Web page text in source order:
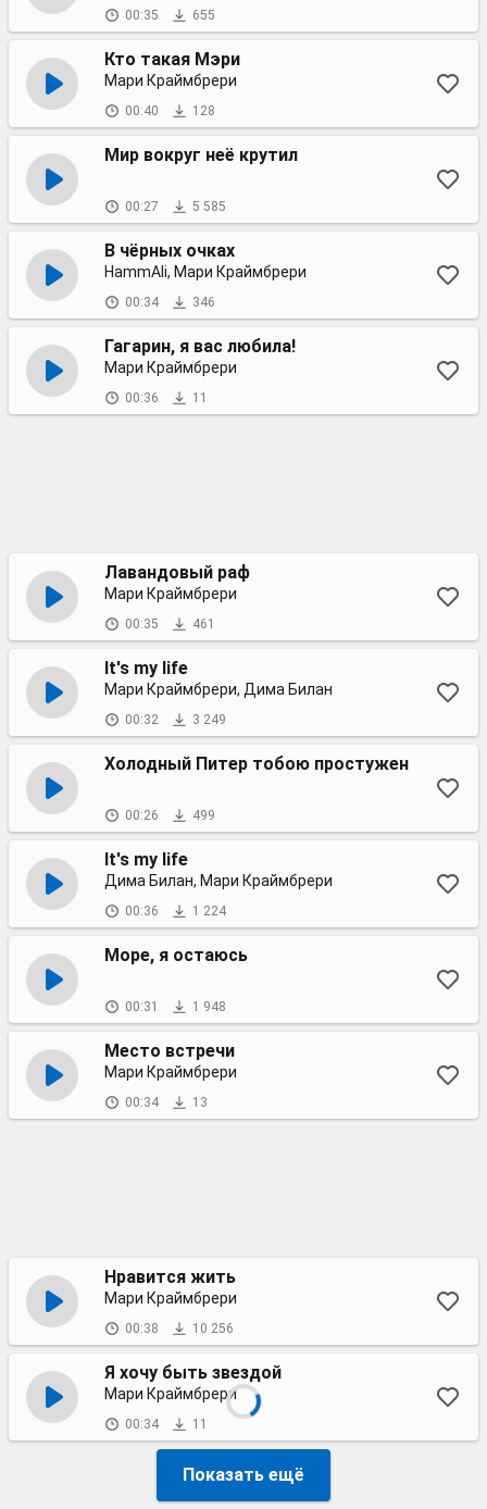
00:35 655
Кто такая Мэри
Мари Краймбрери
00:40 128
Мир вокруг неё крутил
00:27 5 585
В чёрных очках
HammAli, Мари Краймбрери
00:34 346
Гагарин, я вас любила!
Мари Краймбрери
00:36 11
Лавандовый раф
Мари Краймбрери
00:35 461
It's my life
Мари Краймбрери, Дима Билан
00:32 3 249
Холодный Питер тобою простужен
00:26 499
It's my life
Дима Билан, Мари Краймбрери
00:36 1 224
Море, я остаюсь
00:31 1 948
Место встречи
Мари Краймбрери
00:34 13
Нравится жить
Мари Краймбрери
00:38 10 256
Я хочу быть звездой
Мари Краймбрери
00:34 11
Показать ещё